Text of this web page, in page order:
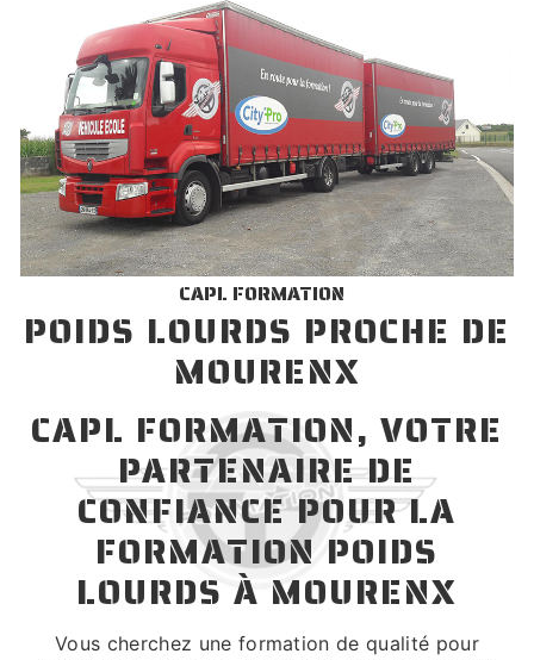
CAPL FORMATION
POIDS LOURDS PROCHE DE
MOURENX
CAPL FORMATION, VOTRE
PARTENAIRE DE
CONFIANCE POUR LA
FORMATION POIDS
LOURDS À MOURENX
Vous cherchez une formation de qualité pour